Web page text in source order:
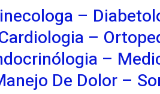
–
–
–
De Dolor –